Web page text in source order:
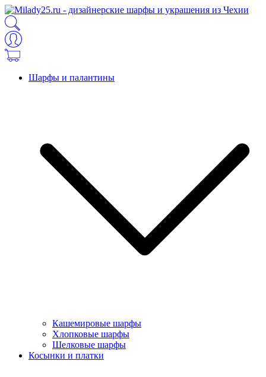
Шарфы и палантины
Кашемировые шарфы
Хлопковые шарфы
Шелковые шарфы
Косынки и платки